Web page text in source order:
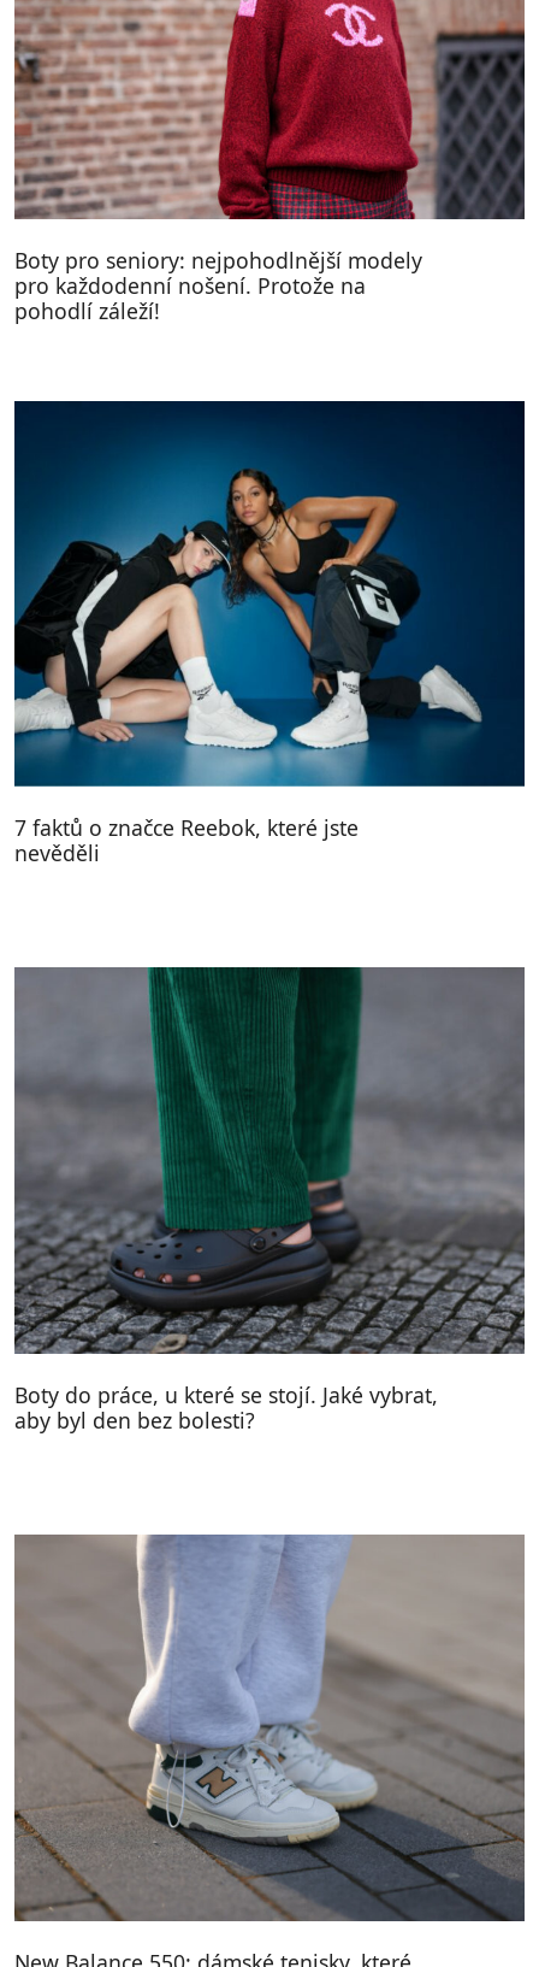
Boty pro seniory: nejpohodlnější modely
pro každodenní nošení. Protože na
pohodlí záleží!
7 faktů o značce Reebok, které jste
nevěděli
Boty do práce, u které se stojí. Jaké vybrat,
aby byl den bez bolesti?